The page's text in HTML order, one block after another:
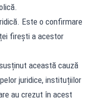
Este o confirmare
firești a acestor
această cauză
juridice, instituțiilor
au crezut în acest